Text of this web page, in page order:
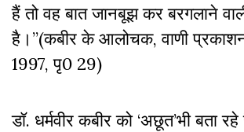
हैं तो वह बात जानबूझ कर बरगलाने
है।’’(कबीर के आलोचक, वाणी
1997, पृ0 29)
डॉ. धर्मवीर कबीर को ‘अछूत’भी बता